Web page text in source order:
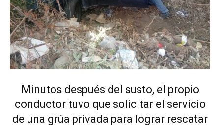
Minutos después del susto, el propio
conductor tuvo que solicitar el servicio
de una grúa privada para lograr rescatar